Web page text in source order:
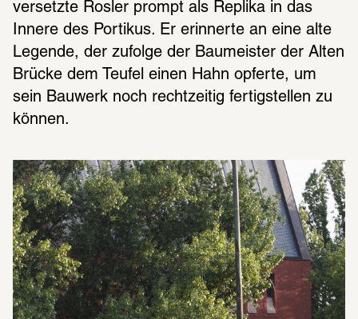
versetzte Rosler prompt als Replika in das
Innere des Portikus. Er erinnerte an eine alte
Legende, der zufolge der Baumeister der Alten
Brücke dem Teufel einen Hahn opferte, um
sein Bauwerk noch rechtzeitig fertigstellen zu
können.